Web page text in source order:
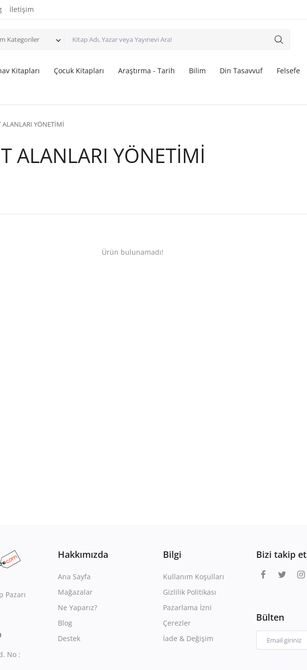
İletişim
Kategoriler
Kitapları Çocuk Kitapları Araştırma - Tarih Bilim Din Tasavvuf Felsefe
ALANLARI YÖNETİMİ
ALANLARI YÖNETİMİ
Ürün bulunamadı!
Pazarı
No :
Hakkımızda
Ana Sayfa
Mağazalar
Ne Yaparız?
Blog
Destek
Bilgi
Kullanım Koşulları
Gizlilik Politikası
Pazarlama İzni
Çerezler
İade & Değişim
Bizi takip et
Bülten